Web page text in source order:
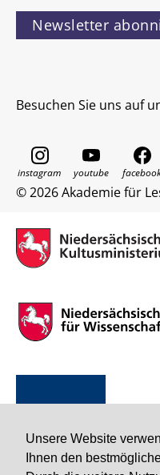
Unsere Website
Ihnen den
Newsletter
Besuchen Sie uns auf
© 2026 Akademie für